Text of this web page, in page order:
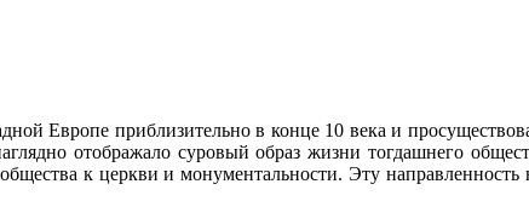
Европе приблизительно в конце 10 века и
отображало суровый образ жизни тогдашнего
к церкви и монументальности. Эту направленность